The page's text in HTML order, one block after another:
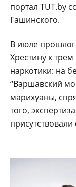
портал TUT.by
Гашинского.
В июле
Хрестину к
наркотики: на
“Варшавский
марихуаны,
того,